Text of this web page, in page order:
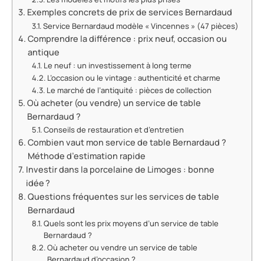
Exemples concrets de prix de services Bernardaud
Service Bernardaud modèle « Vincennes » (47 pièces)
Comprendre la différence : prix neuf, occasion ou
antique
Le neuf : un investissement à long terme
L’occasion ou le vintage : authenticité et charme
Le marché de l’antiquité : pièces de collection
Où acheter (ou vendre) un service de table
Bernardaud ?
Conseils de restauration et d’entretien
Combien vaut mon service de table Bernardaud ?
Méthode d’estimation rapide
Investir dans la porcelaine de Limoges : bonne
idée ?
Questions fréquentes sur les services de table
Bernardaud
Quels sont les prix moyens d’un service de table
Bernardaud ?
Où acheter ou vendre un service de table